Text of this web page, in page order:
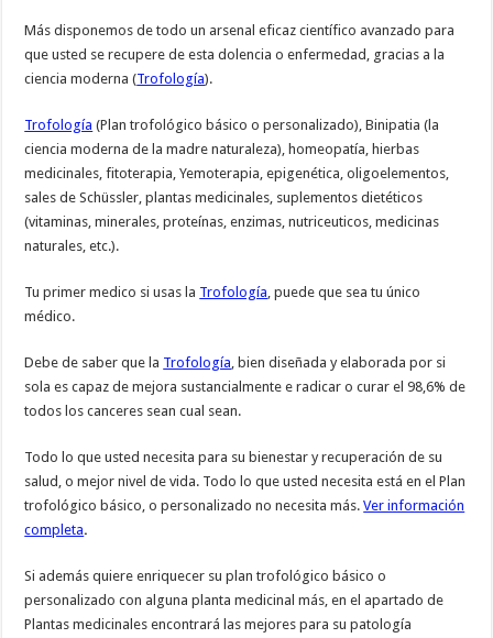
Más disponemos de todo un arsenal eficaz científico avanzado para
que usted se recupere de esta dolencia o enfermedad, gracias a la
ciencia moderna (Trofología).
Trofología (Plan trofológico básico o personalizado), Binipatia (la
ciencia moderna de la madre naturaleza), homeopatía, hierbas
medicinales, fitoterapia, Yemoterapia, epigenética, oligoelementos,
sales de Schüssler, plantas medicinales, suplementos dietéticos
(vitaminas, minerales, proteínas, enzimas, nutriceuticos, medicinas
naturales, etc.).
Tu primer medico si usas la Trofología , puede que sea tu único
médico.
Debe de saber que la Trofología , bien diseñada y elaborada por si
sola es capaz de mejora sustancialmente e radicar o curar el 98,6% de
todos los canceres sean cual sean.
Todo lo que usted necesita para su bienestar y recuperación de su
salud, o mejor nivel de vida. Todo lo que usted necesita está en el Plan
trofológico básico, o personalizado no necesita más.Ver información
completa.
Si además quiere enriquecer su plan trofológico básico o
personalizado con alguna planta medicinal más, en el apartado de
Plantas medicinales encontrará las mejores para su patología